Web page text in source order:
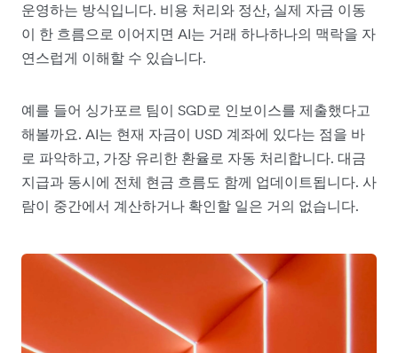
운영하는 방식입니다. 비용 처리와 정산, 실제 자금 이동
이 한 흐름으로 이어지면 AI는 거래 하나하나의 맥락을 자
연스럽게 이해할 수 있습니다.
예를 들어 싱가포르 팀이 SGD로 인보이스를 제출했다고
해볼까요. AI는 현재 자금이 USD 계좌에 있다는 점을 바
로 파악하고, 가장 유리한 환율로 자동 처리합니다. 대금
지급과 동시에 전체 현금 흐름도 함께 업데이트됩니다. 사
람이 중간에서 계산하거나 확인할 일은 거의 없습니다.